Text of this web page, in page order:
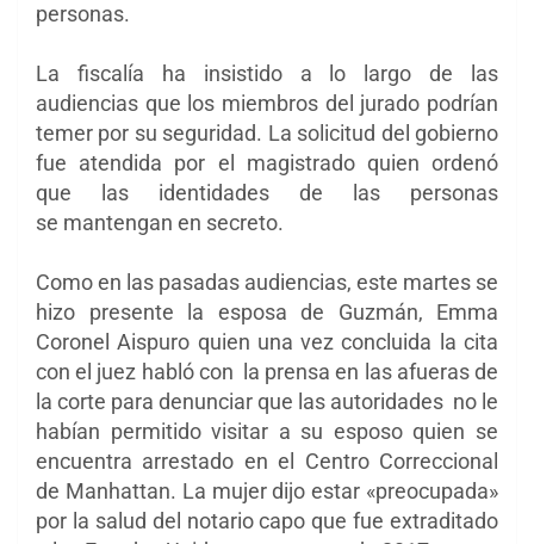
personas.
La fiscalía ha insistido a lo largo de las
audiencias que los miembros del jurado podrían
temer por su seguridad. La solicitud del gobierno
fue atendida por el magistrado quien ordenó
que las identidades de las personas
se mantengan en secreto.
Como en las pasadas audiencias, este martes se
hizo presente la esposa de Guzmán, Emma
Coronel Aispuro quien una vez concluida la cita
con el juez habló con la prensa en las afueras de
la corte para denunciar que las autoridades no le
habían permitido visitar a su esposo quien se
encuentra arrestado en el Centro Correccional
de Manhattan. La mujer dijo estar «preocupada»
por la salud del notario capo que fue extraditado